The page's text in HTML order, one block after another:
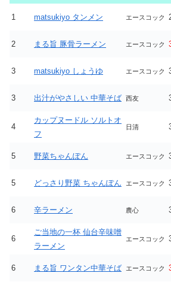
1 matsukiyo タンメン エースコック
2 まる旨 豚骨ラーメン エースコック
3 matsukiyo しょうゆ エースコック
3 出汁がやさしい 中華そば 西友
4
カップヌードル ソルトオ
フ
日清
5 野菜ちゃんぽん エースコック
5 どっさり野菜 ちゃんぽん エースコック
6 辛ラーメン 農心
6
ご当地の一杯 仙台辛味噌
ラーメン
エースコック
6 まる旨 ワンタン中華そば エースコック